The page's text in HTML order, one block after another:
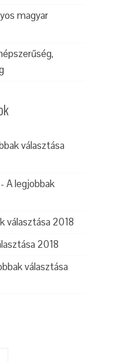
magyar
választása
-A legjobbak
választása 2018
2018
választása